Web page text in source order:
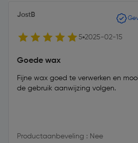
JostB
5 2025-02-15
Goede wax
Fijne wax goed te verwerken en
de gebruik aanwijzing volgen.
Productaanbeveling : Nee